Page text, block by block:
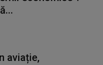
aviație,